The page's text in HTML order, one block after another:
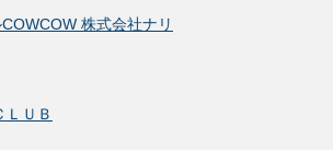
株式会社ナリ
ＵＢ